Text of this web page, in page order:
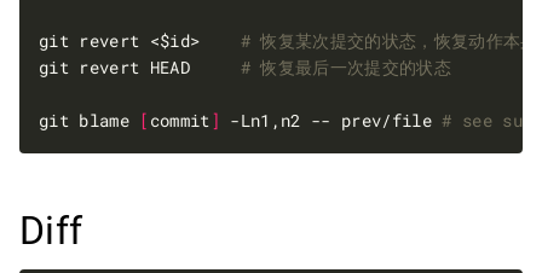
git revert <$id> # 恢复某次提交的状态，恢复动作本
git revert HEAD # 恢复最后一次提交的状态
git blame [ commit] -Ln1,n2 -- prev/file # see
Diff